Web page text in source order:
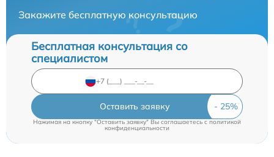
Закажите бесплатную консультацию
Бесплатная консультация со
специалистом
Оставить заявку
Нажимая на кнопку "Оставить заявку" Вы соглашаетесь cполитикой
конфиденциальности